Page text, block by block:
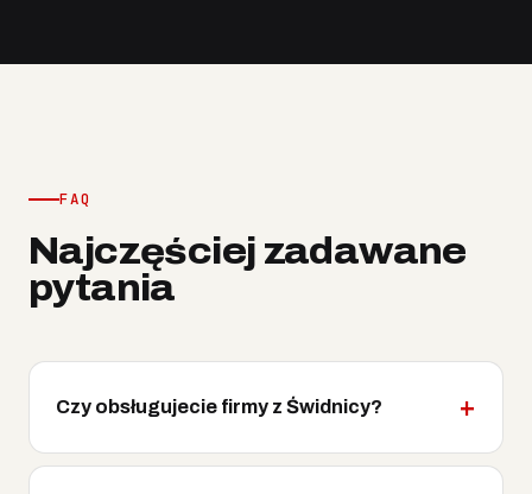
FAQ
Najczęściej zadawane
pytania
Czy obsługujecie firmy z Świdnicy?